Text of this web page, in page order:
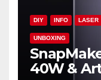
DIY INFO LASER
UNBOXING
40W &